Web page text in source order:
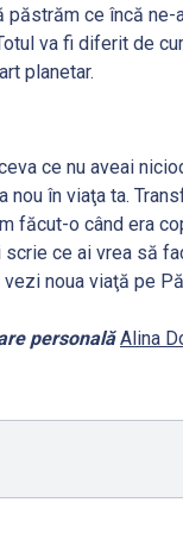
păstrăm ce încă ne-
va fi diferit de
planetar.
ce nu aveai
în viaţa ta.
făcut-o când era
scrie ce ai vrea să
noua viaţă pe
personalăAlina